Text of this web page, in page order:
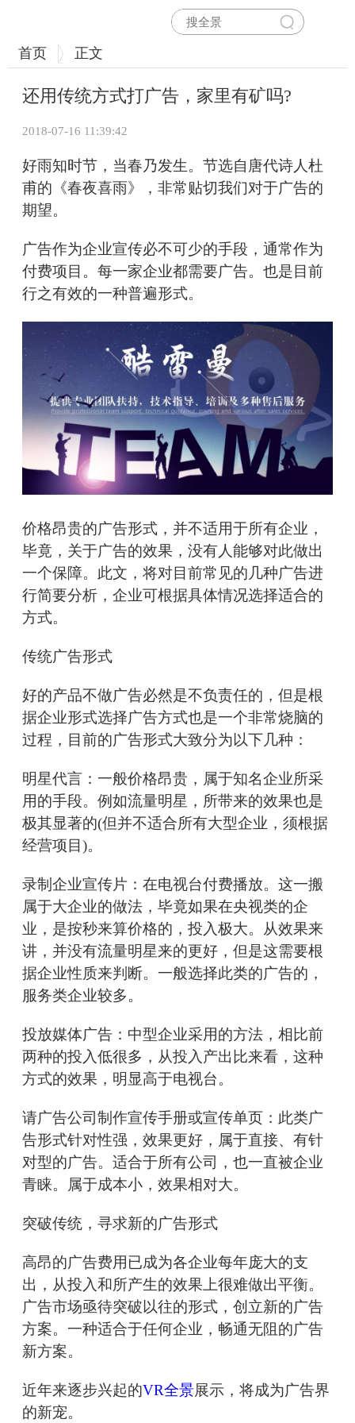
首页 正文
还用传统方式打广告，家里有矿吗?
2018-07-16 11:39:42
好雨知时节，当春乃发生。节选自唐代诗人杜
甫的《春夜喜雨》，非常贴切我们对于广告的
期望。
广告作为企业宣传必不可少的手段，通常作为
付费项目。每一家企业都需要广告。也是目前
行之有效的一种普遍形式。
价格昂贵的广告形式，并不适用于所有企业，
毕竟，关于广告的效果，没有人能够对此做出
一个保障。此文，将对目前常见的几种广告进
行简要分析，企业可根据具体情况选择适合的
方式。
传统广告形式
好的产品不做广告必然是不负责任的，但是根
据企业形式选择广告方式也是一个非常烧脑的
过程，目前的广告形式大致分为以下几种：
明星代言：一般价格昂贵，属于知名企业所采
用的手段。例如流量明星，所带来的效果也是
极其显著的(但并不适合所有大型企业，须根据
经营项目)。
录制企业宣传片：在电视台付费播放。这一搬
属于大企业的做法，毕竟如果在央视类的企
业，是按秒来算价格的，投入极大。从效果来
讲，并没有流量明星来的更好，但是这需要根
据企业性质来判断。一般选择此类的广告的，
服务类企业较多。
投放媒体广告：中型企业采用的方法，相比前
两种的投入低很多，从投入产出比来看，这种
方式的效果，明显高于电视台。
请广告公司制作宣传手册或宣传单页：此类广
告形式针对性强，效果更好，属于直接、有针
对型的广告。适合于所有公司，也一直被企业
青睐。属于成本小，效果相对大。
突破传统，寻求新的广告形式
高昂的广告费用已成为各企业每年庞大的支
出，从投入和所产生的效果上很难做出平衡。
广告市场亟待突破以往的形式，创立新的广告
方案。一种适合于任何企业，畅通无阻的广告
新方案。
近年来逐步兴起的VR全景展示，将成为广告界
的新宠。